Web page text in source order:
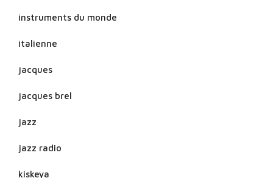
instruments du monde
italienne
jacques
jacques brel
jazz
jazz radio
kiskeya